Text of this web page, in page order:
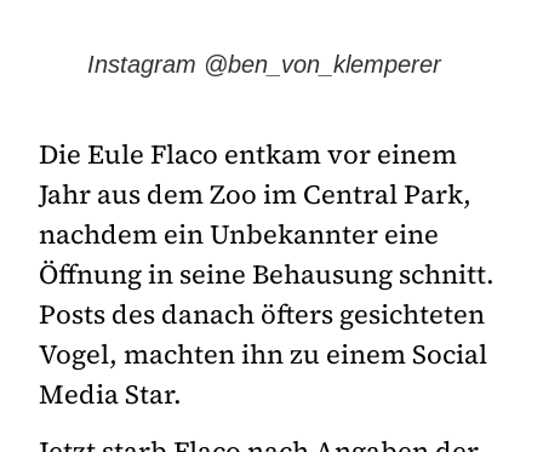
Instagram @ben_von_klemperer
Die Eule Flaco entkam vor einem
Jahr aus dem Zoo im Central Park,
nachdem ein Unbekannter eine
Öffnung in seine Behausung schnitt.
Posts des danach öfters gesichteten
Vogel, machten ihn zu einem Social
Media Star.